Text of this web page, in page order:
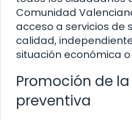
Comunidad
acceso a servicios de
calidad,
situación económica o
Promoción de
preventiva